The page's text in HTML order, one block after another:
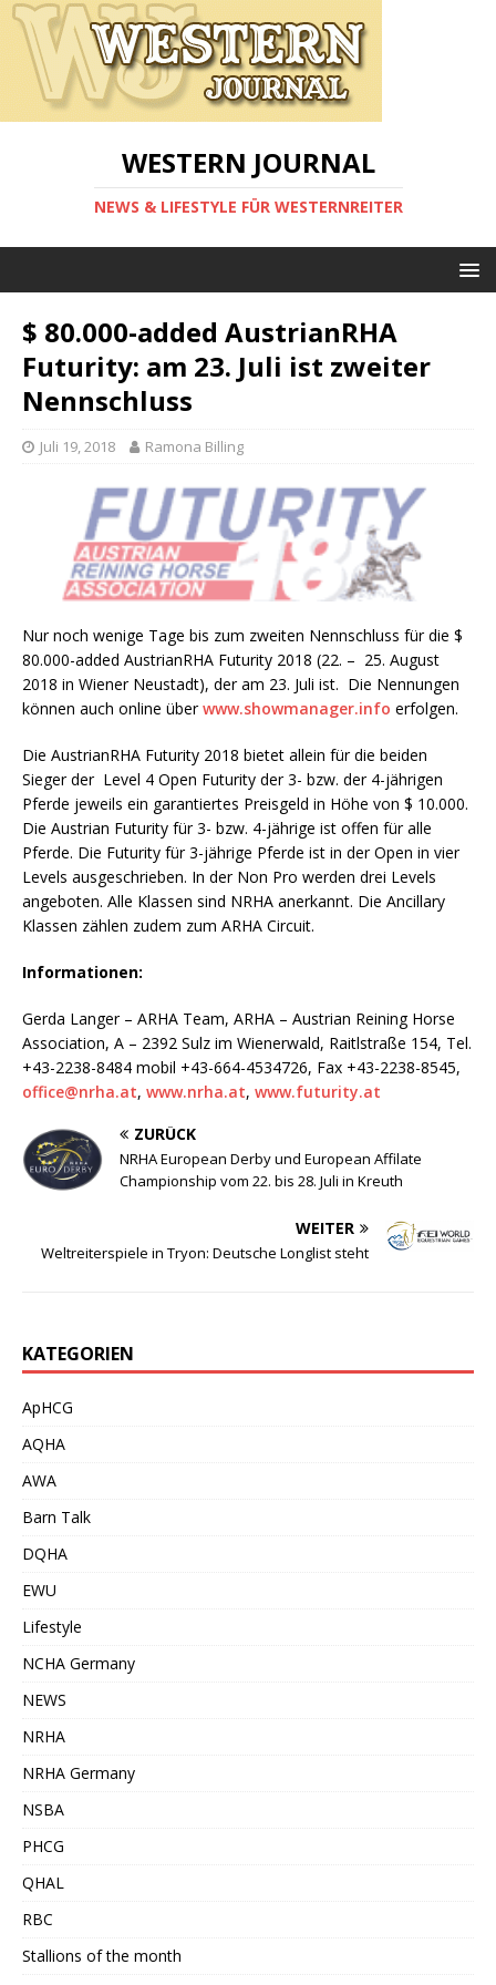
WESTERN JOURNAL
NEWS & LIFESTYLE FÜR WESTERNREITER
$ 80.000-added AustrianRHA
Futurity: am 23. Juli ist zweiter
Nennschluss
Juli 19, 2018 Ramona Billing
Nur noch wenige Tage bis zum zweiten Nennschluss für die $
80.000-added AustrianRHA Futurity 2018 (22. – 25. August
2018 in Wiener Neustadt), der am 23. Juli ist. Die Nennungen
können auch online überwww.showmanager.info erfolgen.
Die AustrianRHA Futurity 2018 bietet allein für die beiden
Sieger der Level 4 Open Futurity der 3- bzw. der 4-jährigen
Pferde jeweils ein garantiertes Preisgeld in Höhe von $ 10.000.
Die Austrian Futurity für 3- bzw. 4-jährige ist offen für alle
Pferde. Die Futurity für 3-jährige Pferde ist in der Open in vier
Levels ausgeschrieben. In der Non Pro werden drei Levels
angeboten. Alle Klassen sind NRHA anerkannt. Die Ancillary
Klassen zählen zudem zum ARHA Circuit.
Informationen:
Gerda Langer – ARHA Team, ARHA – Austrian Reining Horse
Association, A – 2392 Sulz im Wienerwald, Raitlstraße 154, Tel.
+43-2238-8484 mobil +43-664-4534726, Fax +43-2238-8545,
office@nrha.at, www.nrha.at, www.futurity.at
ZURÜCK
NRHA European Derby und European Affilate
Championship vom 22. bis 28. Juli in Kreuth
WEITER
Weltreiterspiele in Tryon: Deutsche Longlist steht
KATEGORIEN
ApHCG
AQHA
AWA
Barn Talk
DQHA
EWU
Lifestyle
NCHA Germany
NEWS
NRHA
NRHA Germany
NSBA
PHCG
QHAL
RBC
Stallions of the month